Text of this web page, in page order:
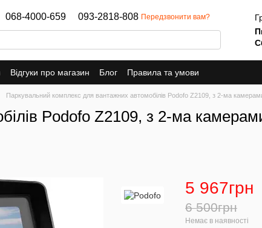
068-4000-659 093-2818-808 Передзвонити вам?
Відгуки про магазин Блог Правила та умови
Паркувальний комплекс для вантажних автомобілів Podofo Z2109, з 2-ма
Podofo Z2109, з 2-ма
5 967грн
6 500грн
Немає в наявності